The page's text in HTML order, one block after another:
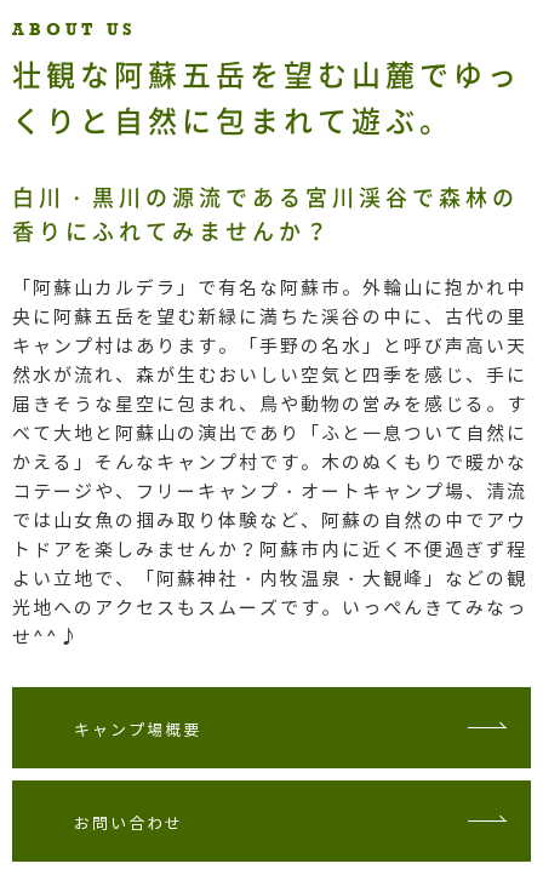
2022.2.15
コテージ心機一転！～塗装完了のお知らせ～
秋のキャンプおすすめ
2021.11.4
ホームページが完成いたしました。
ABOUT US
壮観な阿蘇五岳を望む山麓でゆっ
くりと自然に包まれて遊ぶ。
白川・黒川の源流である宮川渓谷で森林の
香りにふれてみませんか？
「阿蘇山カルデラ」で有名な阿蘇市。外輪山に抱かれ中
央に阿蘇五岳を望む新緑に満ちた渓谷の中に、古代の里
キャンプ村はあります。「手野の名水」と呼び声高い天
然水が流れ、森が生むおいしい空気と四季を感じ、手に
届きそうな星空に包まれ、鳥や動物の営みを感じる。す
べて大地と阿蘇山の演出であり「ふと一息ついて自然に
かえる」そんなキャンプ村です。 木のぬくもりで暖かな
コテージや、フリーキャンプ・オートキャンプ場、清流
では山女魚の掴み取り体験など、阿蘇の自然の中でアウ
トドアを楽しみませんか？ 阿蘇市内に近く不便過ぎず程
よい立地で、「阿蘇神社・内牧温泉・大観峰」などの観
光地へのアクセスもスムーズです。いっぺんきてみなっ
せ^^♪
キャンプ場概要
お問い合わせ